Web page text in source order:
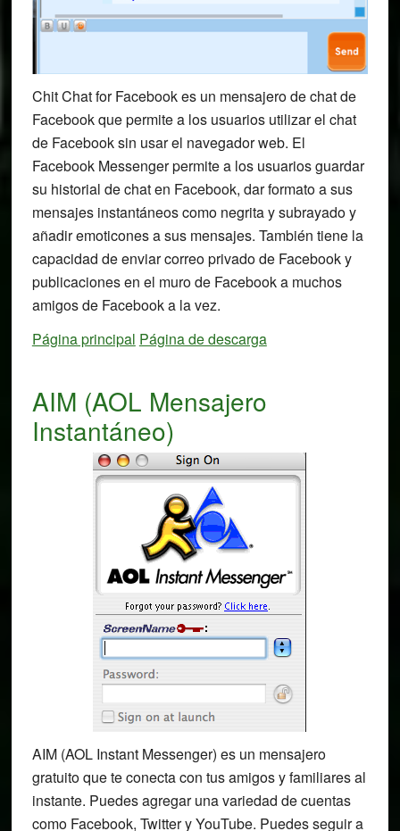
Chit Chat for Facebook es un mensajero de chat de
Facebook que permite a los usuarios utilizar el chat
de Facebook sin usar el navegador web. El
Facebook Messenger permite a los usuarios guardar
su historial de chat en Facebook, dar formato a sus
mensajes instantáneos como negrita y subrayado y
añadir emoticones a sus mensajes. También tiene la
capacidad de enviar correo privado de Facebook y
publicaciones en el muro de Facebook a muchos
amigos de Facebook a la vez.
Página principal Página de descarga
AIM (AOL Mensajero
Instantáneo)
AIM (AOL Instant Messenger) es un mensajero
gratuito que te conecta con tus amigos y familiares al
instante. Puedes agregar una variedad de cuentas
como Facebook, Twitter y YouTube. Puedes seguir a